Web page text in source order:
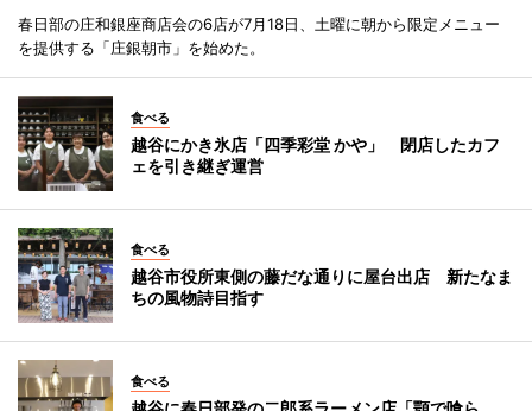
春日部の庄和銀座商店会の6店が7月18日、土曜に朝から限定メニュー
を提供する「庄銀朝市」を始めた。
食べる
越谷にかき氷店「四季彩堂 かや」 閉店したカフ
ェを引き継ぎ運営
食べる
越谷市役所東側の藤だな通りに屋台出店 新たなま
ちの風物詩目指す
食べる